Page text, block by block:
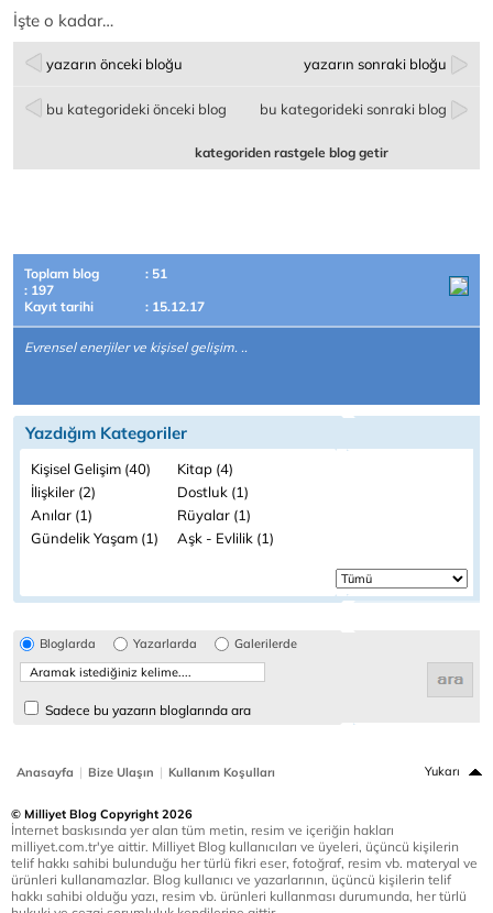
İşte o kadar…
yazarın önceki bloğu yazarın sonraki bloğu
bu kategorideki önceki blog bu kategorideki sonraki blog
kategoriden rastgele blog getir
Toplam blog
: 51
: 197
Kayıt tarihi
: 15.12.17
Evrensel enerjiler ve kişisel gelişim. ..
Yazdığım Kategoriler
Kişisel Gelişim (40)
Kitap (4)
İlişkiler (2)
Dostluk (1)
Anılar (1)
Rüyalar (1)
Gündelik Yaşam (1)
Aşk - Evlilik (1)
Bloglarda Yazarlarda Galerilerde
Sadece bu yazarın bloglarında ara
Anasayfa | Bize Ulaşın | Kullanım Koşulları Yukarı
© Milliyet Blog Copyright 2026
İnternet baskısında yer alan tüm metin, resim ve içeriğin hakları
milliyet.com.tr'ye aittir. Milliyet Blog kullanıcıları ve üyeleri, üçüncü kişilerin
telif hakkı sahibi bulunduğu her türlü fikri eser, fotoğraf, resim vb. materyal ve
ürünleri kullanamazlar. Blog kullanıcı ve yazarlarının, üçüncü kişilerin telif
hakkı sahibi olduğu yazı, resim vb. ürünleri kullanması durumunda, her türlü